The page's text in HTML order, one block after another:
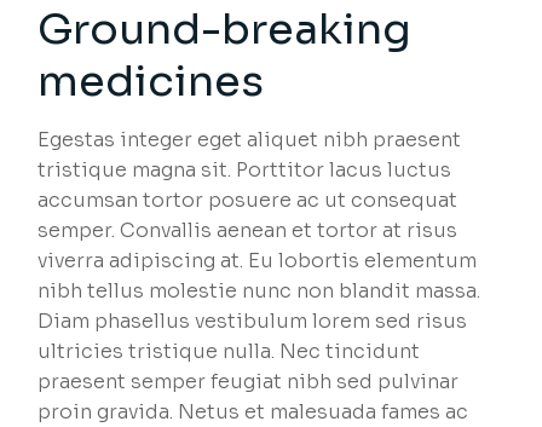
Ground-breaking
medicines
Egestas integer eget aliquet nibh praesent
tristique magna sit. Porttitor lacus luctus
accumsan tortor posuere ac ut consequat
semper. Convallis aenean et tortor at risus
viverra adipiscing at. Eu lobortis elementum
nibh tellus molestie nunc non blandit massa.
Diam phasellus vestibulum lorem sed risus
ultricies tristique nulla. Nec tincidunt
praesent semper feugiat nibh sed pulvinar
proin gravida. Netus et malesuada fames ac